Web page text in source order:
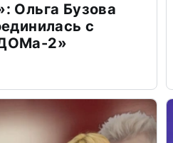
Ольга Бузова
с
2»